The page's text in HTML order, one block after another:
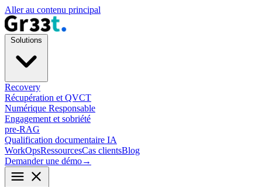
Aller au contenu principal
Recovery
Récupération et QVCT
Numérique Responsable
Engagement et sobriété
pre-RAG
Qualification documentaire IA
WorkOpsRessourcesCas clientsBlog
Demander une démo→
menu close